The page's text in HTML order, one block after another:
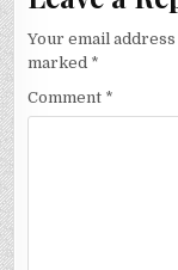
Your email
marked *
Comment *